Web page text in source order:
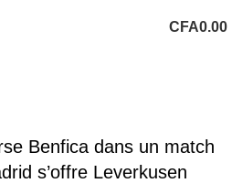
CFA0.00
Benfica dans un match
s’offre Leverkusen